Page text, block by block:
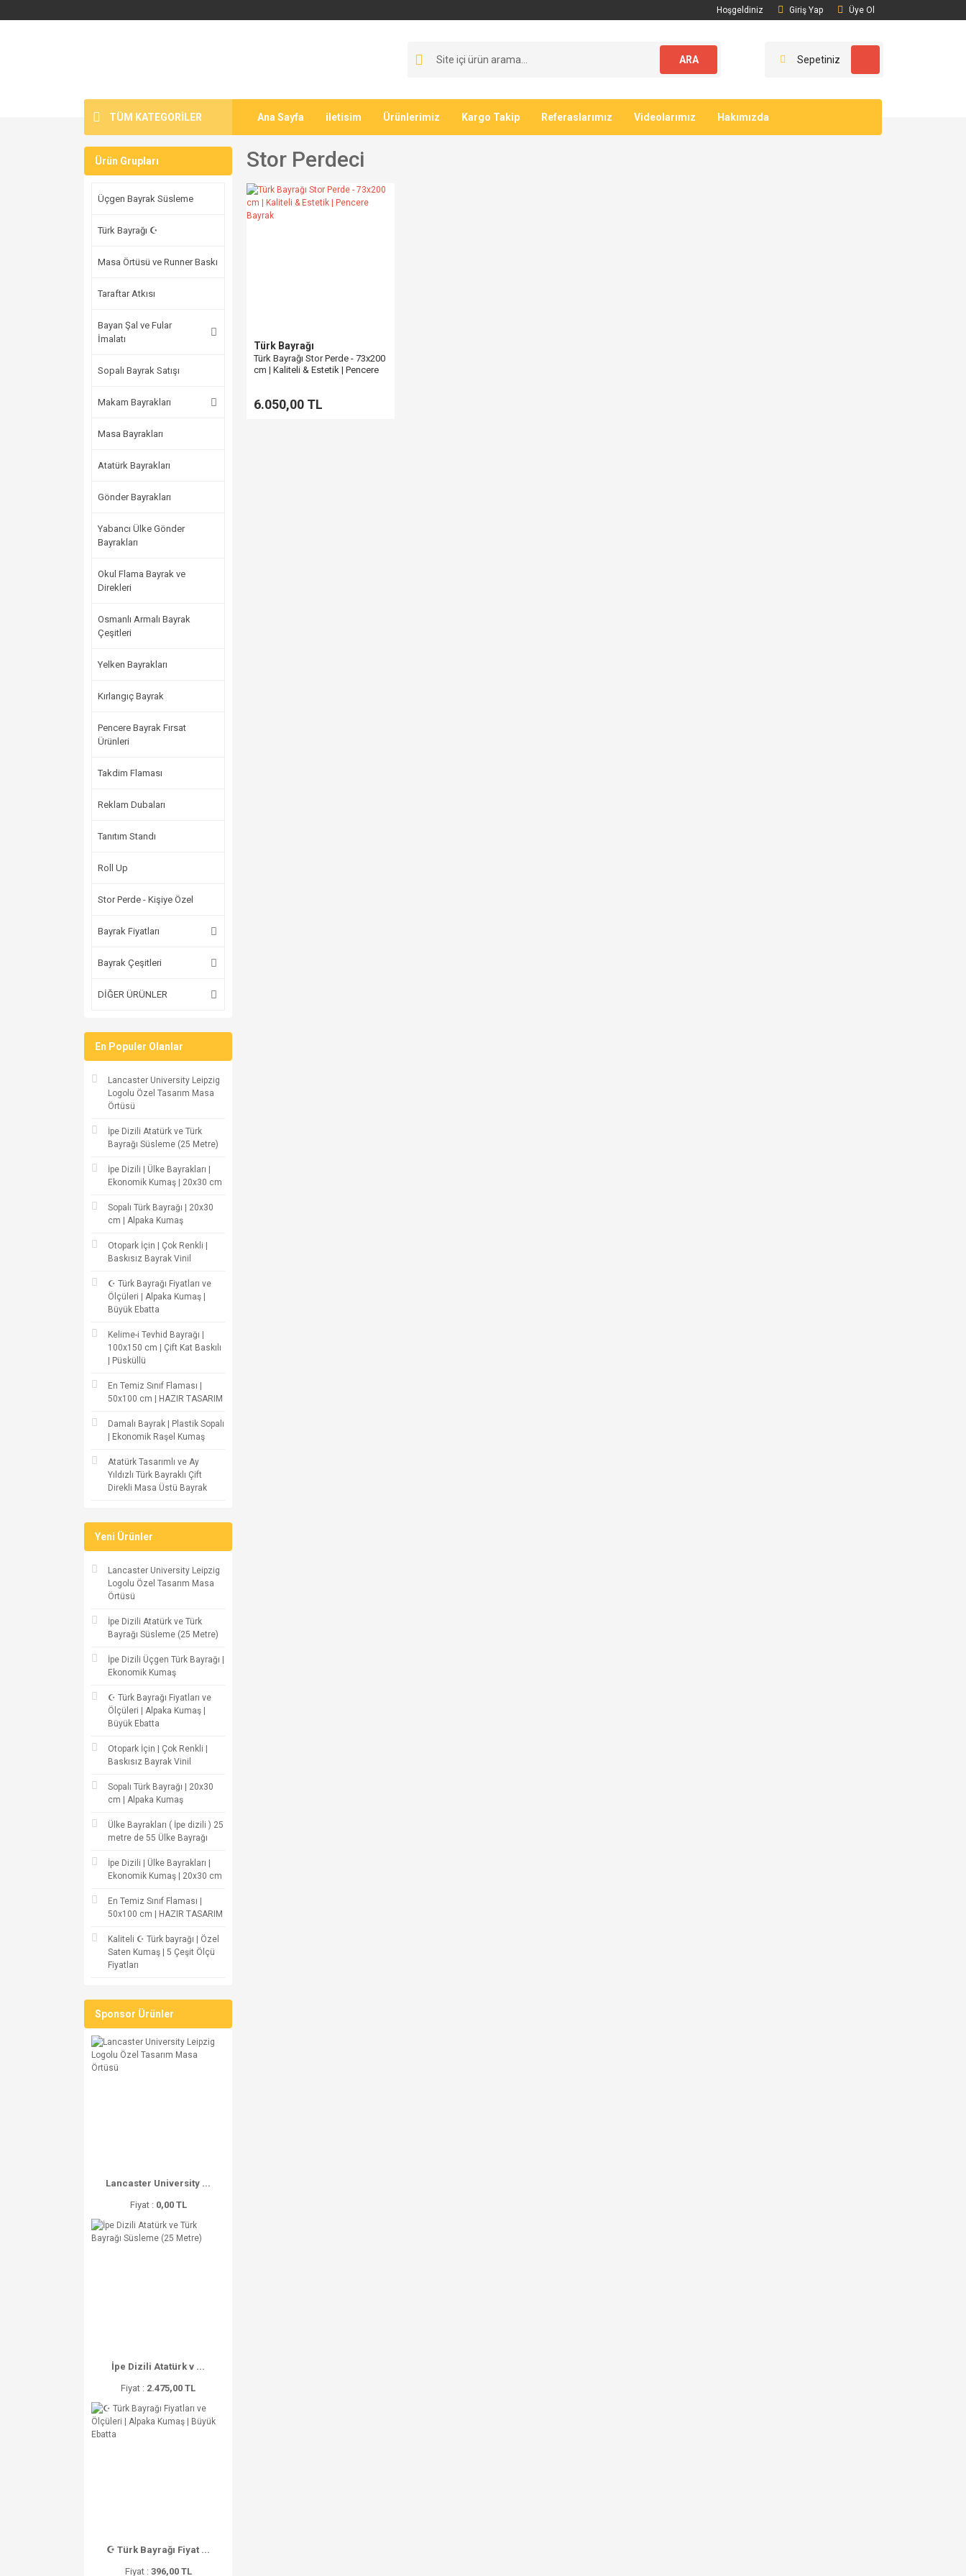
Hoşgeldiniz Giriş Yap Üye Ol
ARA Sepetiniz
TÜM KATEGORİLER Ana Sayfa iletisim Ürünlerimiz Kargo Takip Referaslarımız Videolarımız Hakımızda
Ürün Grupları
Üçgen Bayrak Süsleme
Türk Bayrağı ☪
Masa Örtüsü ve Runner Baskı
Taraftar Atkısı
Bayan Şal ve Fular
İmalatı
Sopalı Bayrak Satışı
Makam Bayrakları
Masa Bayrakları
Atatürk Bayrakları
Gönder Bayrakları
Yabancı Ülke Gönder
Bayrakları
Okul Flama Bayrak ve
Direkleri
Osmanlı Armalı Bayrak
Çeşitleri
Yelken Bayrakları
Kırlangıç Bayrak
Pencere Bayrak Fırsat
Ürünleri
Takdim Flaması
Reklam Dubaları
Tanıtım Standı
Roll Up
Stor Perde - Kişiye Özel
Bayrak Fiyatları
Bayrak Çeşitleri
DİĞER ÜRÜNLER
En Populer Olanlar
Lancaster University Leipzig
Logolu Özel Tasarım Masa
Örtüsü
İpe Dizili Atatürk ve Türk
Bayrağı Süsleme (25 Metre)
İpe Dizili | Ülke Bayrakları |
Ekonomik Kumaş | 20x30 cm
Sopalı Türk Bayrağı | 20x30
cm | Alpaka Kumaş
Otopark İçin | Çok Renkli |
Baskısız Bayrak Vinil
☪ Türk Bayrağı Fiyatları ve
Ölçüleri | Alpaka Kumaş |
Büyük Ebatta
Kelime-i Tevhid Bayrağı |
100x150 cm | Çift Kat Baskılı
| Püsküllü
En Temiz Sınıf Flaması |
50x100 cm | HAZIR TASARIM
Damalı Bayrak | Plastik Sopalı
| Ekonomik Raşel Kumaş
Atatürk Tasarımlı ve Ay
Yıldızlı Türk Bayraklı Çift
Direkli Masa Üstü Bayrak
Yeni Ürünler
Lancaster University Leipzig
Logolu Özel Tasarım Masa
Örtüsü
İpe Dizili Atatürk ve Türk
Bayrağı Süsleme (25 Metre)
İpe Dizili Üçgen Türk Bayrağı |
Ekonomik Kumaş
☪ Türk Bayrağı Fiyatları ve
Ölçüleri | Alpaka Kumaş |
Büyük Ebatta
Otopark İçin | Çok Renkli |
Baskısız Bayrak Vinil
Sopalı Türk Bayrağı | 20x30
cm | Alpaka Kumaş
Ülke Bayrakları ( İpe dizili ) 25
metre de 55 Ülke Bayrağı
İpe Dizili | Ülke Bayrakları |
Ekonomik Kumaş | 20x30 cm
En Temiz Sınıf Flaması |
50x100 cm | HAZIR TASARIM
Kaliteli ☪ Türk bayrağı | Özel
Saten Kumaş | 5 Çeşit Ölçü
Fiyatları
Sponsor Ürünler
Lancaster University ...
Fiyat : 0,00 TL
İpe Dizili Atatürk v ...
Fiyat : 2.475,00 TL
☪ Türk Bayrağı Fiyat ...
Fiyat : 396,00 TL
Stor Perdeci
Türk Bayrağı
Türk Bayrağı Stor Perde - 73x200
cm | Kaliteli & Estetik | Pencere
6.050,00 TL